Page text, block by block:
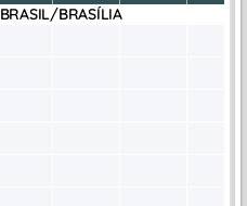
BRASIL/BRASÍLIA